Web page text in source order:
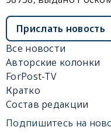
Прислать новость
Все новости
Авторские колонки
ForPost-TV
Кратко
Состав редакции
Подпишитесь на